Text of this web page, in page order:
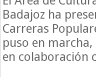
Badajoz ha
Carreras
puso en
en colaboración